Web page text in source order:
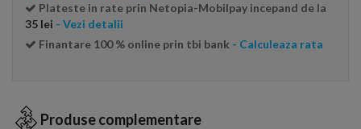
Plateste in rate prin Netopia-Mobilpay incepand de la
35 lei - Vezi detalii
Finantare 100 % online prin tbi bank - Calculeaza rata
Produse complementare